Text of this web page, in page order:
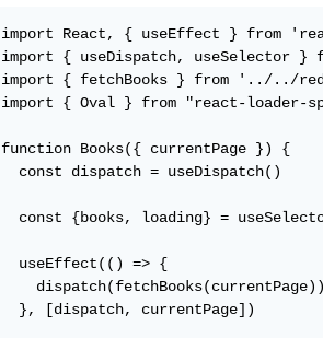
import React, { useEffect } from
import { useDispatch, useSelector }
import { fetchBooks } from '../../
import { Oval } from "react-loader-
function Books({ currentPage }) {
  const dispatch = useDispatch()
const {books, loading} =
  useEffect(() => {
    dispatch(fetchBooks(currentPage))
  }, [dispatch, currentPage])